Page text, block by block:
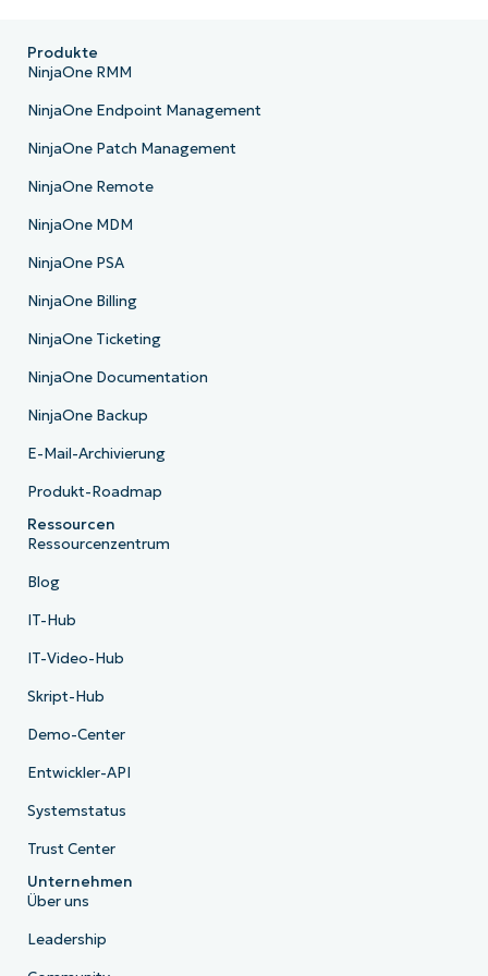
Produkte
NinjaOne RMM
NinjaOne Endpoint Management
NinjaOne Patch Management
NinjaOne Remote
NinjaOne MDM
NinjaOne PSA
NinjaOne Billing
NinjaOne Ticketing
NinjaOne Documentation
NinjaOne Backup
E-Mail-Archivierung
Produkt-Roadmap
Ressourcen
Ressourcenzentrum
Blog
IT-Hub
IT-Video-Hub
Skript-Hub
Demo-Center
Entwickler-API
Systemstatus
Trust Center
Unternehmen
Über uns
Leadership